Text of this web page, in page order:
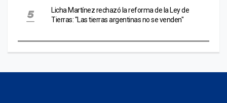
Licha Martínez rechazó la reforma de la Ley de
Tierras: "Las tierras argentinas no se venden"